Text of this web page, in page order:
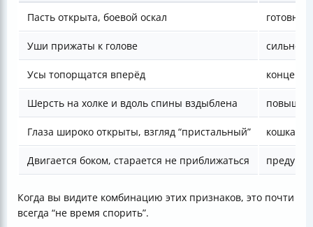
Пасть открыта, боевой оскал
Уши прижаты к голове сильное
Усы топорщатся вперёд
Шерсть на холке и вдоль спины вздыблена
Глаза широко открыты, взгляд “пристальный” кошка
Двигается боком, старается не приближаться
Когда вы видите комбинацию этих признаков, это почти
всегда “не время спорить”.